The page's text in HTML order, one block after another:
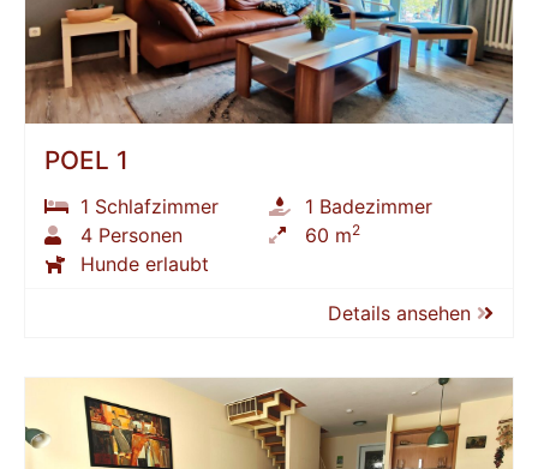
POEL 1
1 Schlafzimmer
1 Badezimmer
4 Personen
60 m2
Hunde erlaubt
Details ansehen